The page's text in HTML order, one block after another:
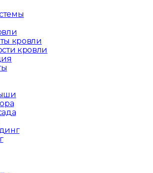
кровли
кровли